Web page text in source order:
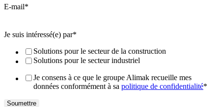
E-mail*
Je suis intéressé(e) par*
Solutions pour le secteur de la construction
Solutions pour le secteur industriel
Je consens à ce que le groupe Alimak recueille mes
données conformément à sa politique de confidentialité*